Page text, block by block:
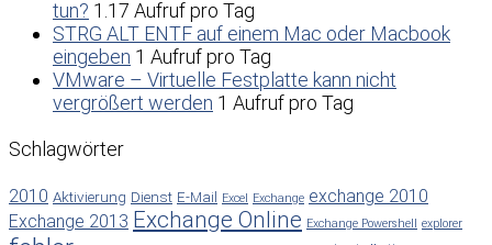
tun? 1.17 Aufruf pro Tag
STRG ALT ENTF auf einem Mac oder Macbook
eingeben 1 Aufruf pro Tag
VMware – Virtuelle Festplatte kann nicht
vergrößert werden 1 Aufruf pro Tag
Schlagwörter
2010 Aktivierung Dienst E-Mail Excel Exchange exchange 2010
Exchange 2013 Exchange Online Exchange Powershell explorer